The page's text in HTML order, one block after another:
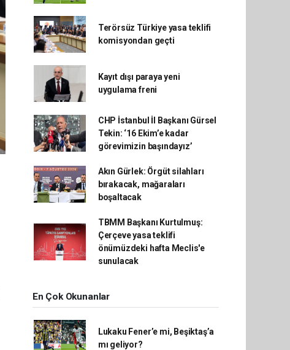
Terörsüz Türkiye yasa teklifi
komisyondan geçti
Kayıt dışı paraya yeni
uygulama freni
CHP İstanbul İl Başkanı Gürsel
Tekin: ‘16 Ekim’e kadar
görevimizin başındayız’
Akın Gürlek: Örgüt silahları
bırakacak, mağaraları
boşaltacak
TBMM Başkanı Kurtulmuş:
Çerçeve yasa teklifi
önümüzdeki hafta Meclis'e
sunulacak
En Çok Okunanlar
Lukaku Fener’e mi, Beşiktaş’a
mı geliyor?